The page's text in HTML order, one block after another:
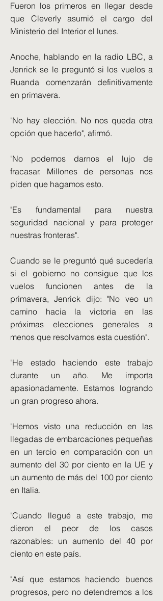
Fueron los primeros en llegar desde
que Cleverly asumió el cargo del
Ministerio del Interior el lunes.
Anoche, hablando en la radio LBC, a
Jenrick se le preguntó si los vuelos a
Ruanda comenzarán definitivamente
en primavera.
'No hay elección. No nos queda otra
opción que hacerlo", afirmó.
'No podemos darnos el lujo de
fracasar. Millones de personas nos
piden que hagamos esto.
"Es fundamental para nuestra
seguridad nacional y para proteger
nuestras fronteras".
Cuando se le preguntó qué sucedería
si el gobierno no consigue que los
vuelos funcionen antes de la
primavera, Jenrick dijo: "No veo un
camino hacia la victoria en las
próximas elecciones generales a
menos que resolvamos esta cuestión".
'He estado haciendo este trabajo
durante un año. Me importa
apasionadamente. Estamos logrando
un gran progreso ahora.
'Hemos visto una reducción en las
llegadas de embarcaciones pequeñas
en un tercio en comparación con un
aumento del 30 por ciento en la UE y
un aumento de más del 100 por ciento
en Italia.
'Cuando llegué a este trabajo, me
dieron el peor de los casos
razonables: un aumento del 40 por
ciento en este país.
"Así que estamos haciendo buenos
progresos, pero no detendremos a los